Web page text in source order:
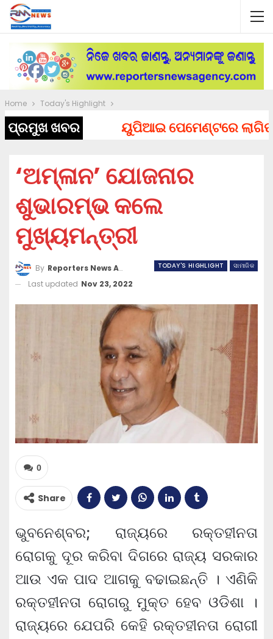
Home Today's Highlight
ପ୍ରମୁଖ ଖବର ୟୁପିଆଇ ପେମେଣ୍ଟରେ
‘ଅମ୍ଳାନ’ ଯୋଜନାର
ଶୁଭାରମ୍ଭ କଲେ
ମୁଖ୍ୟମନ୍ତ୍ରୀ
TODAY'S HIGHLIGHT ସାମାଜିକ
By Reporters News Agency
Last updated Nov 23, 2022
0
Share
ଭୁବନେଶ୍ବର; ରାଜ୍ୟରେ ରକ୍ତହୀନତା
ରୋଗକୁ ଦୂର କରିବା ଦିଗରେ ରାଜ୍ୟ ସରକାର
ଆଉ ଏକ ପାଦ ଆଗକୁ ବଢାଇଛନ୍ତି । ଏଣିକି
ରକ୍ତହୀନତା ରୋଗରୁ ମୁକ୍ତ ହେବ ଓଡିଶା ।
ରାଜ୍ୟରେ ଯେପରି କେହି ରକ୍ତହୀନତା ରୋଗୀ